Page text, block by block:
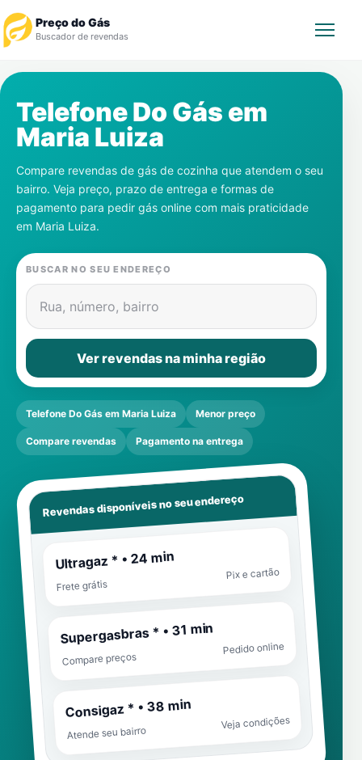
Preço do Gás
Buscador de revendas
Revendedor
Notícias
Cadastre-se
Gás
Contatos
Telefone Do Gás em
Maria Luiza
Compare revendas de gás de cozinha que atendem o seu
bairro. Veja preço, prazo de entrega e formas de
pagamento para pedir gás online com mais praticidade
em Maria Luiza.
BUSCAR NO SEU ENDEREÇO
Rua, número, bairro
Ver revendas na minha região
Telefone Do Gás em Maria Luiza Menor preço
Compare revendas Pagamento na entrega
Revendas disponíveis no seu endereço
Ultragaz * • 24 min
Frete grátis
Pix e cartão
Supergasbras * • 31 min
Compare preços
Pedido online
Consigaz * • 38 min
Atende seu bairro
Veja condições